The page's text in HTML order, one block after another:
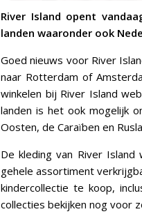
River Island opent
landen waaronder ook
Goed nieuws voor River
naar Rotterdam of
winkelen bij River Island
landen is het ook mogelijk
Oosten, de Caraïben en
De kleding van River
gehele assortiment
kindercollectie te koop,
collecties bekijken nog voor